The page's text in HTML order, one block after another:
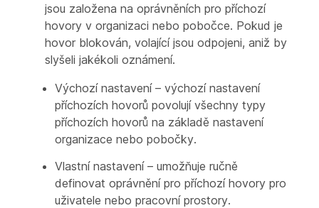
jsou založena na oprávněních pro příchozí
hovory v organizaci nebo pobočce. Pokud je
hovor blokován, volající jsou odpojeni, aniž by
slyšeli jakékoli oznámení.
Výchozí nastavení – výchozí nastavení
příchozích hovorů povolují všechny typy
příchozích hovorů na základě nastavení
organizace nebo pobočky.
Vlastní nastavení – umožňuje ručně
definovat oprávnění pro příchozí hovory pro
uživatele nebo pracovní prostory.